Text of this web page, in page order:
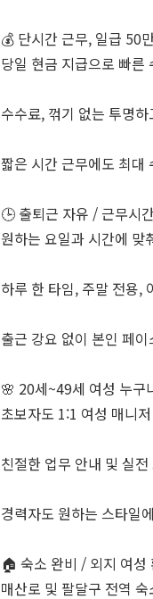
💰 단시간 근무, 일급 50
당일 현금 지급으로 빠른
수수료, 꺾기 없는 투명
짧은 시간 근무에도 최대
🕒 출퇴근 자유 / 근무시
원하는 요일과 시간에 맞
하루 한 타임, 주말 전용,
출근 강요 없이 본인 페
🌸 20세~49세 여성 누구
초보자도 1:1 여성 매니
친절한 업무 안내 및 실
경력자도 원하는 스타일
🏠 숙소 완비 / 외지 여성
매산로 및 팔달구 전역 숙